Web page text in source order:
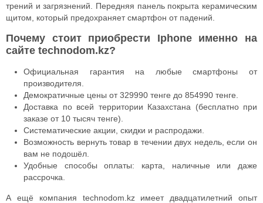
трений и загрязнений. Передняя панель покрыта керамическим
щитом, который предохраняет смартфон от падений.
Почему стоит приобрести Iphone именно на
сайте technodom.kz?
Официальная гарантия на любые смартфоны от
производителя.
Демократичные цены от 329990 тенге до 854990 тенге.
Доставка по всей территории Казахстана (бесплатно при
заказе от 10 тысяч тенге).
Систематические акции, скидки и распродажи.
Возможность вернуть товар в течении двух недель, если он
вам не подошёл.
Удобные способы оплаты: карта, наличные или даже
рассрочка.
А ещё компания technodom.kz имеет двадцатилетний опыт